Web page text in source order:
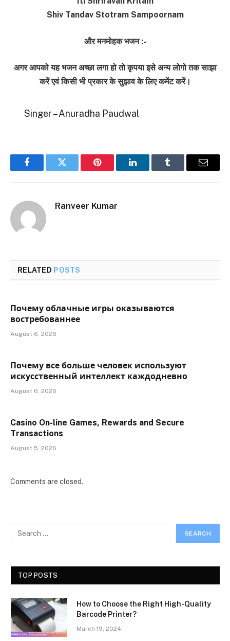
Shiv Tandav Stotram Sampoornam
और मनमोहक भजन :-
अगर आपको यह भजन अच्छा लगा हो तो कृपया इसे अन्य लोगो तक साझा
करें एवं किसी भी प्रकार के सुझाव के लिए कमेंट करें।
Singer – Anuradha Paudwal
FacebookTwitter Pinterest LinkedInTumblr Email
Ranveer Kumar
RELATED POSTS
Почему облачные игры оказываются
востребованнее
August 6, 2026
Почему все больше человек используют
искусственный интеллект каждодневно
August 6, 2026
Casino On-line Games, Rewards and Secure
Transactions
August 5, 2026
Comments are closed.
TOP POSTS
How to Choose the Right High-Quality
Barcode Printer?
March 19, 2024